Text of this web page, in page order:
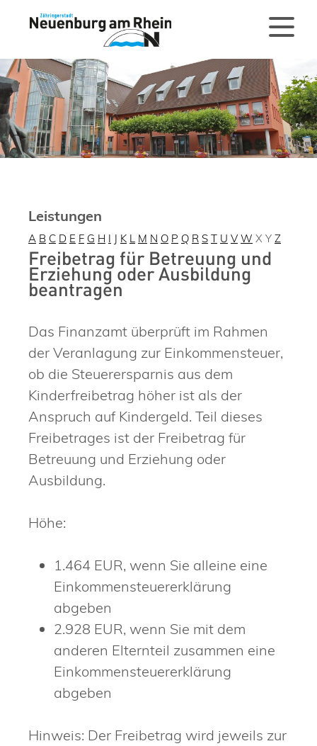
Leistungen
A B C D E F G H I J K L M N O P Q R S T U V W X Y Z
Freibetrag für Betreuung und
Erziehung oder Ausbildung
beantragen
Das Finanzamt überprüft im Rahmen
der Veranlagung zur Einkommensteuer,
ob die Steuerersparnis aus dem
Kinderfreibetrag höher ist als der
Anspruch auf Kindergeld. Teil dieses
Freibetrages ist der Freibetrag für
Betreuung und Erziehung oder
Ausbildung.
Höhe:
1.464 EUR, wenn Sie alleine eine
Einkommensteuererklärung
abgeben
2.928 EUR, wenn Sie mit dem
anderen Elternteil zusammen eine
Einkommensteuererklärung
abgeben
Hinweis: Der Freibetrag wird jeweils zur